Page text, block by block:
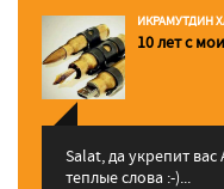
ИКРАМУТДИН
10 лет с
Salat, да укрепит вас
теплые слова :-)...